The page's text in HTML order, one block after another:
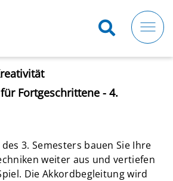
Fortgeschrittene - 4.
3. Semesters bauen Sie Ihre
weiter aus und vertiefen
Die Akkordbegleitung wird